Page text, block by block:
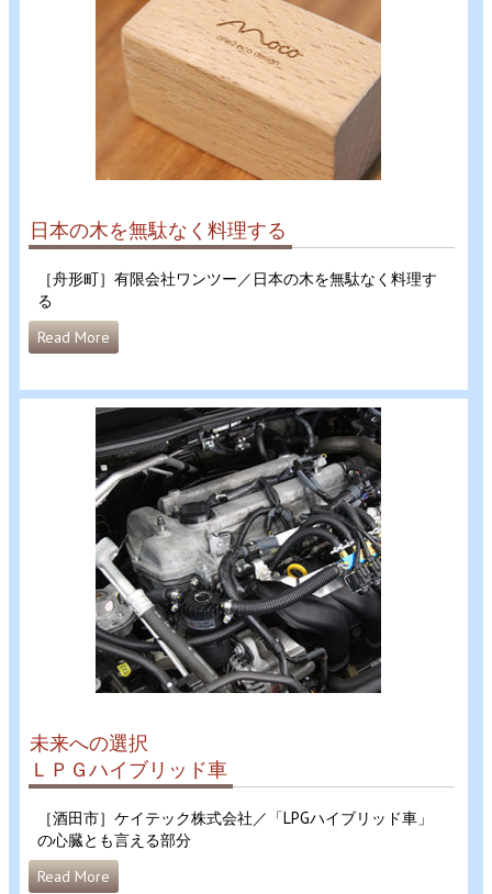
日本の木を無駄なく料理する
［舟形町］有限会社ワンツー／日本の木を無駄なく料理す
る
Read More
未来への選択
ＬＰＧハイブリッド車
［酒田市］ケイテック株式会社／「LPGハイブリッド車」
の心臓とも言える部分
Read More